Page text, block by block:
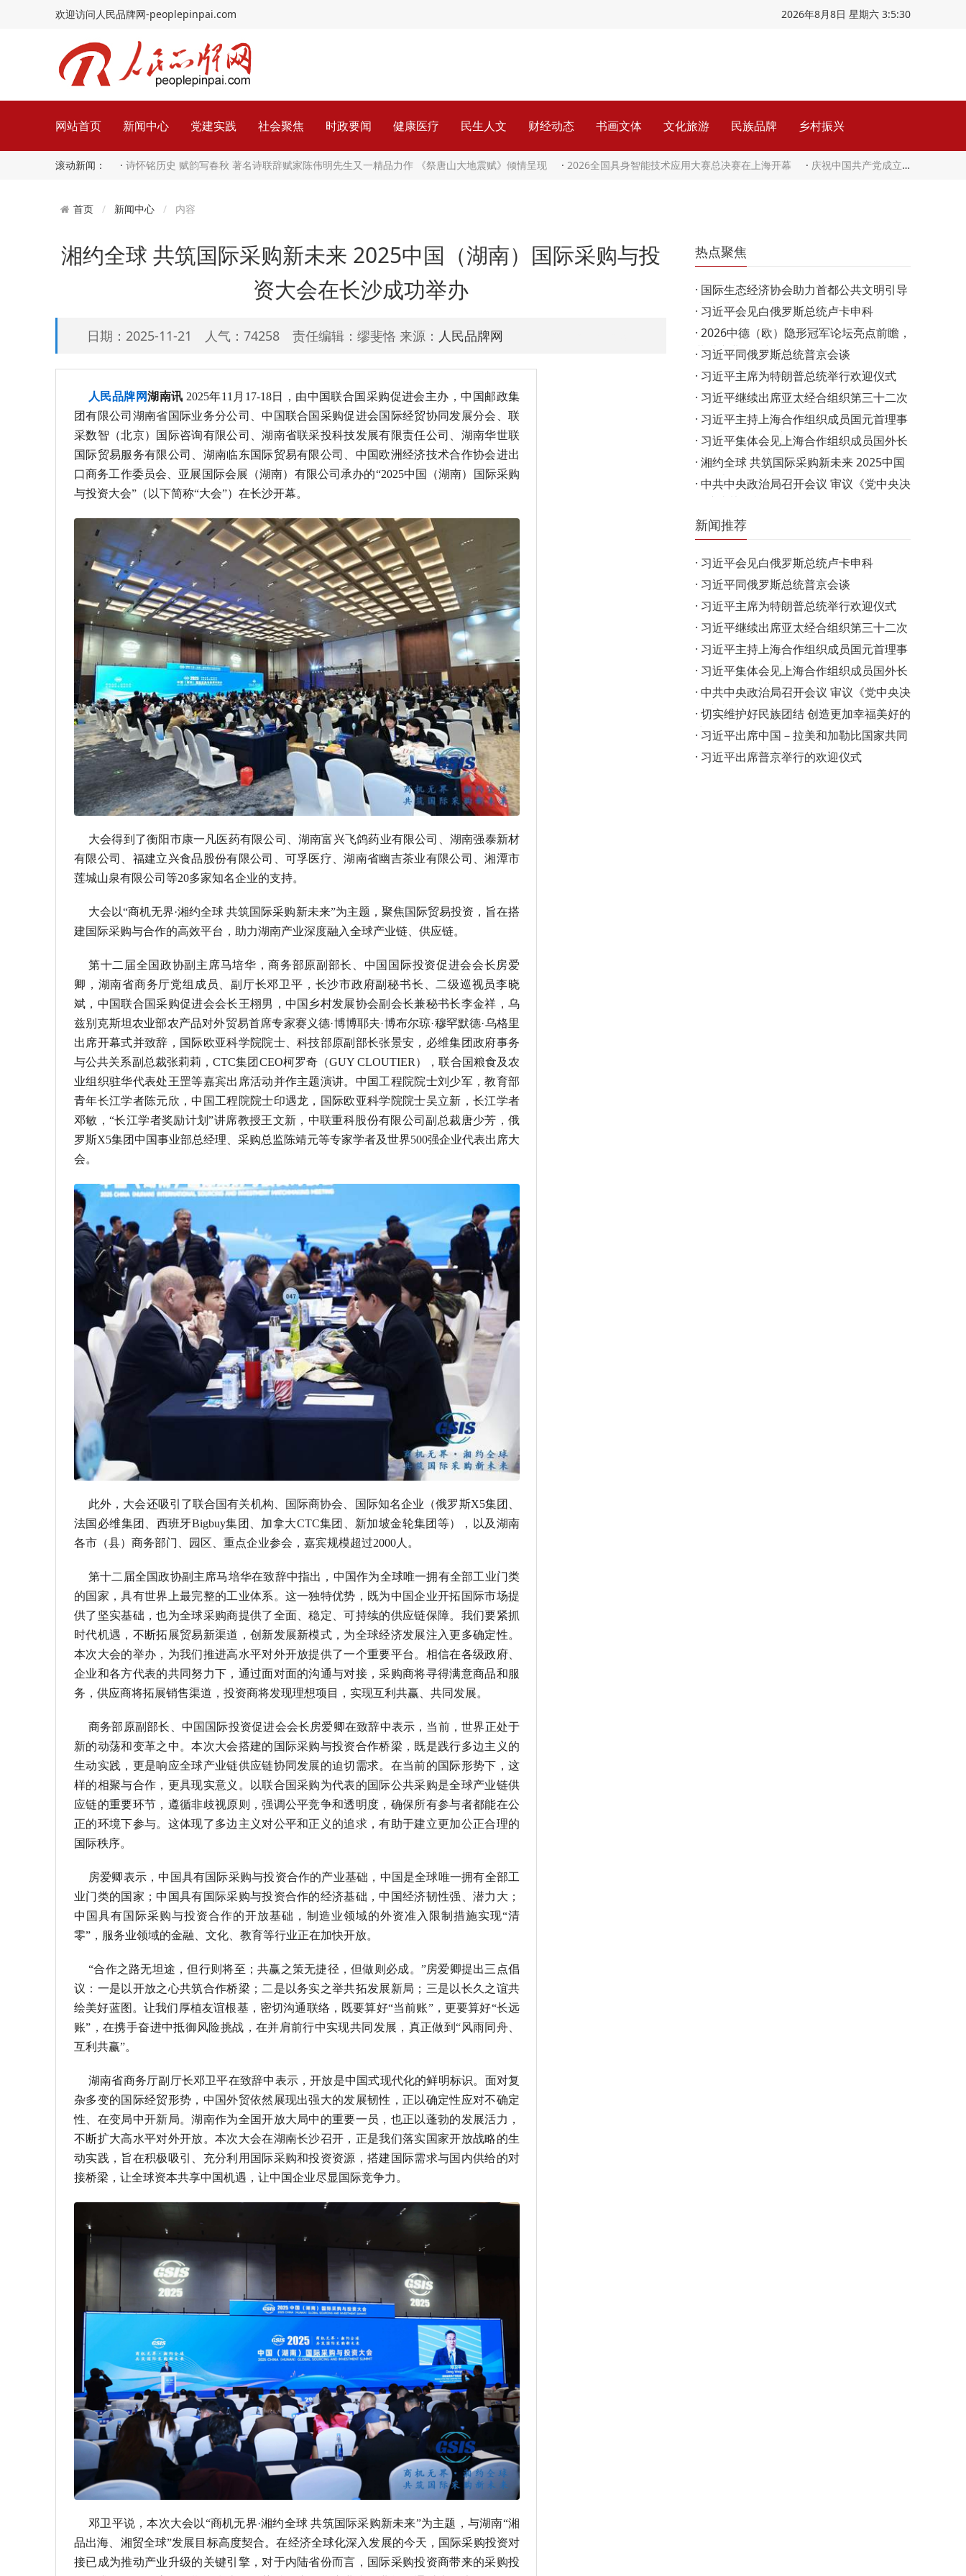
欢迎访问人民品牌网-peoplepinpai.com 2026年8月8日 星期六 3:5:31
网站首页 新闻中心 党建实践 社会聚焦 时政要闻 健康医疗 民生人文 财经动态 书画文体 文化旅游 民族品牌 乡村振兴
滚动新闻： · 诗怀铭历史 赋韵写春秋 著名诗联辞赋家陈伟明先生又一精品力作 《祭唐山大地震赋》倾情呈现 · 2026全国具身智能技术应用大赛总决赛在上海开幕 · 庆祝中国共产党成立105周年音乐会《人民至上》在京举行
首页 新闻中心 内容
湘约全球 共筑国际采购新未来 2025中国（湖南）国际采购与投
资大会在长沙成功举办
日期：2025-11-21 人气：74258 责任编辑：缪斐恪 来源： 人民品牌网
人民品牌网湖南讯 2025年11月17-18日，由中国联合国采购促进会主办，中国邮政集
团有限公司湖南省国际业务分公司、中国联合国采购促进会国际经贸协同发展分会、联
采数智（北京）国际咨询有限公司、湖南省联采投科技发展有限责任公司、湖南华世联
国际贸易服务有限公司、湖南临东国际贸易有限公司、中国欧洲经济技术合作协会进出
口商务工作委员会、亚展国际会展（湖南）有限公司承办的“2025中国（湖南）国际采购
与投资大会”（以下简称“大会”）在长沙开幕。
大会得到了衡阳市康一凡医药有限公司、湖南富兴飞鸽药业有限公司、湖南强泰新材
有限公司、福建立兴食品股份有限公司、可孚医疗、湖南省幽吉茶业有限公司、湘潭市
莲城山泉有限公司等20多家知名企业的支持。
大会以“商机无界·湘约全球 共筑国际采购新未来”为主题，聚焦国际贸易投资，旨在搭
建国际采购与合作的高效平台，助力湖南产业深度融入全球产业链、供应链。
第十二届全国政协副主席马培华，商务部原副部长、中国国际投资促进会会长房爱
卿，湖南省商务厅党组成员、副厅长邓卫平，长沙市政府副秘书长、二级巡视员李晓
斌，中国联合国采购促进会会长王栩男，中国乡村发展协会副会长兼秘书长李金祥，乌
兹别克斯坦农业部农产品对外贸易首席专家赛义德·博博耶夫·博布尔琼·穆罕默德·乌格里
出席开幕式并致辞，国际欧亚科学院院士、科技部原副部长张景安，必维集团政府事务
与公共关系副总裁张莉莉，CTC集团CEO柯罗奇（GUY CLOUTIER），联合国粮食及农
业组织驻华代表处王罡等嘉宾出席活动并作主题演讲。中国工程院院士刘少军，教育部
青年长江学者陈元欣，中国工程院院士印遇龙，国际欧亚科学院院士吴立新，长江学者
邓敏，“长江学者奖励计划”讲席教授王文新，中联重科股份有限公司副总裁唐少芳，俄
罗斯X5集团中国事业部总经理、采购总监陈靖元等专家学者及世界500强企业代表出席大
会。
此外，大会还吸引了联合国有关机构、国际商协会、国际知名企业（俄罗斯X5集团、
法国必维集团、西班牙Bigbuy集团、加拿大CTC集团、新加坡金轮集团等），以及湖南
各市（县）商务部门、园区、重点企业参会，嘉宾规模超过2000人。
第十二届全国政协副主席马培华在致辞中指出，中国作为全球唯一拥有全部工业门类
的国家，具有世界上最完整的工业体系。这一独特优势，既为中国企业开拓国际市场提
供了坚实基础，也为全球采购商提供了全面、稳定、可持续的供应链保障。我们要紧抓
时代机遇，不断拓展贸易新渠道，创新发展新模式，为全球经济发展注入更多确定性。
本次大会的举办，为我们推进高水平对外开放提供了一个重要平台。相信在各级政府、
企业和各方代表的共同努力下，通过面对面的沟通与对接，采购商将寻得满意商品和服
务，供应商将拓展销售渠道，投资商将发现理想项目，实现互利共赢、共同发展。
商务部原副部长、中国国际投资促进会会长房爱卿在致辞中表示，当前，世界正处于
新的动荡和变革之中。本次大会搭建的国际采购与投资合作桥梁，既是践行多边主义的
生动实践，更是响应全球产业链供应链协同发展的迫切需求。在当前的国际形势下，这
样的相聚与合作，更具现实意义。以联合国采购为代表的国际公共采购是全球产业链供
应链的重要环节，遵循非歧视原则，强调公平竞争和透明度，确保所有参与者都能在公
正的环境下参与。这体现了多边主义对公平和正义的追求，有助于建立更加公正合理的
国际秩序。
房爱卿表示，中国具有国际采购与投资合作的产业基础，中国是全球唯一拥有全部工
业门类的国家；中国具有国际采购与投资合作的经济基础，中国经济韧性强、潜力大；
中国具有国际采购与投资合作的开放基础，制造业领域的外资准入限制措施实现“清
零”，服务业领域的金融、文化、教育等行业正在加快开放。
“合作之路无坦途，但行则将至；共赢之策无捷径，但做则必成。”房爱卿提出三点倡
议：一是以开放之心共筑合作桥梁；二是以务实之举共拓发展新局；三是以长久之谊共
绘美好蓝图。让我们厚植友谊根基，密切沟通联络，既要算好“当前账”，更要算好“长远
账”，在携手奋进中抵御风险挑战，在并肩前行中实现共同发展，真正做到“风雨同舟、
互利共赢”。
湖南省商务厅副厅长邓卫平在致辞中表示，开放是中国式现代化的鲜明标识。面对复
杂多变的国际经贸形势，中国外贸依然展现出强大的发展韧性，正以确定性应对不确定
性、在变局中开新局。湖南作为全国开放大局中的重要一员，也正以蓬勃的发展活力，
不断扩大高水平对外开放。本次大会在湖南长沙召开，正是我们落实国家开放战略的生
动实践，旨在积极吸引、充分利用国际采购和投资资源，搭建国际需求与国内供给的对
接桥梁，让全球资本共享中国机遇，让中国企业尽显国际竞争力。
邓卫平说，本次大会以“商机无界·湘约全球 共筑国际采购新未来”为主题，与湖南“湘
品出海、湘贸全球”发展目标高度契合。在经济全球化深入发展的今天，国际采购投资对
接已成为推动产业升级的关键引擎，对于内陆省份而言，国际采购投资商带来的采购投
热点聚焦
· 国际生态经济协会助力首都公共文明引导
事业 共建人文北京
· 习近平会见白俄罗斯总统卢卡申科
· 2026中德（欧）隐形冠军论坛亮点前瞻，
共谋产业合作新机遇
· 习近平同俄罗斯总统普京会谈
· 习近平主席为特朗普总统举行欢迎仪式
· 习近平继续出席亚太经合组织第三十二次
领导人非正式会议
· 习近平主持上海合作组织成员国元首理事
会第二十五次会议…
· 习近平集体会见上海合作组织成员国外长
理事会会议外方代…
· 湘约全球 共筑国际采购新未来 2025中国
（湖南）国际采购与…
· 中共中央政治局召开会议 审议《党中央决
策议事协调机构工…
新闻推荐
· 习近平会见白俄罗斯总统卢卡申科
· 习近平同俄罗斯总统普京会谈
· 习近平主席为特朗普总统举行欢迎仪式
· 习近平继续出席亚太经合组织第三十二次
领导人非正式会议
· 习近平主持上海合作组织成员国元首理事
会第二十五次会议…
· 习近平集体会见上海合作组织成员国外长
理事会会议外方代…
· 中共中央政治局召开会议 审议《党中央决
策议事协调机构工…
· 切实维护好民族团结 创造更加幸福美好的
生活
· 习近平出席中国－拉美和加勒比国家共同
体论坛第四届部长…
· 习近平出席普京举行的欢迎仪式